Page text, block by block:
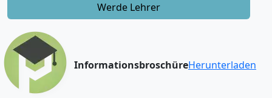
Werde Lehrer
InformationsbroschüreHerunterladen